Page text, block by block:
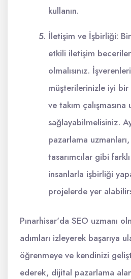
kullanın.
İletişim ve İşbirliği:
etkili iletişim
olmalısınız.
müşterilerinizle iyi
ve takım çalışmasına
sağlayabilmelisiniz.
pazarlama
tasarımcılar gibi
insanlarla işbirliği
projelerde yer
Pınarhisar'da SEO uzmanı
adımları izleyerek başarıya
öğrenmeye ve kendinizi
ederek, dijital pazarlama